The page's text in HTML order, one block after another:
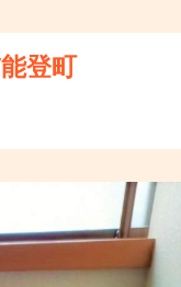
登町